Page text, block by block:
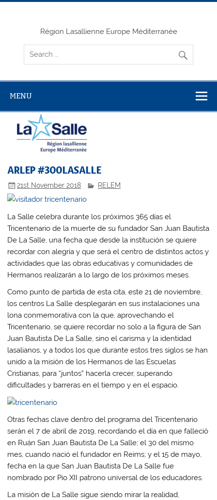
Skip
Région Lasallienne Europe Méditerranée
MENU
ARLEP #300LASALLE
21st November 2018 RELEM
La Salle celebra durante los próximos 365 días el
Tricentenario de la muerte de su fundador San Juan Bautista
De La Salle, una fecha que desde la institución se quiere
recordar con alegría y que será el centro de distintos actos y
actividades que las obras educativas y comunidades de
Hermanos realizarán a lo largo de los próximos meses.
Como punto de partida de esta cita, este 21 de noviembre,
los centros La Salle desplegarán en sus instalaciones una
lona conmemorativa con la que, aprovechando el
Tricentenario, se quiere recordar no solo a la figura de San
Juan Bautista De La Salle, sino el carisma y la identidad
lasalianos, y a todos los que durante estos tres siglos se han
unido a la misión de los Hermanos de las Escuelas
Cristianas, para “juntos” hacerla crecer, superando
dificultades y barreras en el tiempo y en el espacio.
Otras fechas clave dentro del programa del Tricentenario
serán el 7 de abril de 2019, recordando el día en que falleció
en Ruán San Juan Bautista De La Salle; el 30 del mismo
mes, cuando nació el fundador en Reims; y el 15 de mayo,
fecha en la que San Juan Bautista De La Salle fue
nombrado por Pio XII patrono universal de los educadores.
La misión de La Salle sigue siendo mirar la realidad,